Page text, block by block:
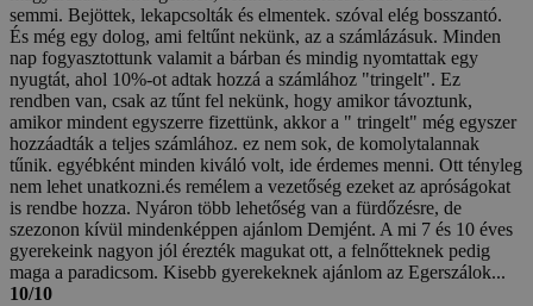
semmi. Bejöttek, lekapcsolták és elmentek. szóval elég bosszantó.
És még egy dolog, ami feltűnt nekünk, az a számlázásuk. Minden
nap fogyasztottunk valamit a bárban és mindig nyomtattak egy
nyugtát, ahol 10%-ot adtak hozzá a számlához "tringelt". Ez
rendben van, csak az tűnt fel nekünk, hogy amikor távoztunk,
amikor mindent egyszerre fizettünk, akkor a " tringelt" még egyszer
hozzáadták a teljes számlához. ez nem sok, de komolytalannak
tűnik. egyébként minden kiváló volt, ide érdemes menni. Ott tényleg
nem lehet unatkozni.és remélem a vezetőség ezeket az apróságokat
is rendbe hozza. Nyáron több lehetőség van a fürdőzésre, de
szezonon kívül mindenképpen ajánlom Demjént. A mi 7 és 10 éves
gyerekeink nagyon jól érezték magukat ott, a felnőtteknek pedig
maga a paradicsom. Kisebb gyerekeknek ajánlom az Egerszálok...
10/10